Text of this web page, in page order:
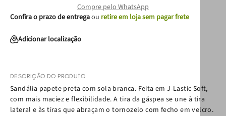
Compre pelo WhatsApp
Confira o prazo de entregaou retire em loja sem pagar frete
Adicionar localização
DESCRIÇÃO DO PRODUTO
Sandália papete preta com sola branca. Feita em J-Lastic Soft,
com mais maciez e flexibilidade. A tira da gáspea se une à tira
lateral e às tiras que abraçam o tornozelo com fecho em velcro.